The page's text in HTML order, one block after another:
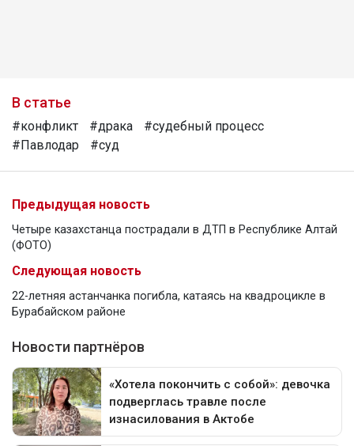
В статье
#конфликт #драка
#судебный процесс
#Павлодар
#суд
Предыдущая новость
Четыре казахстанца пострадали в ДТП в Республике Алтай
(ФОТО)
Следующая новость
22-летняя астанчанка погибла, катаясь на квадроцикле в
Бурабайском районе